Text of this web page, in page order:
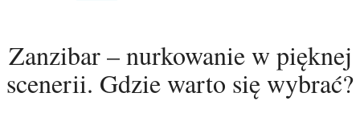
Zanzibar – nurkowanie w pięknej
scenerii. Gdzie warto się wybrać?